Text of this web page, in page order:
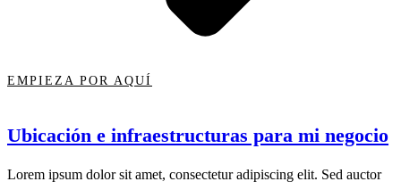
EMPIEZA POR AQUÍ
Ubicación e infraestructuras para mi negocio
Lorem ipsum dolor sit amet, consectetur adipiscing elit. Sed auctor